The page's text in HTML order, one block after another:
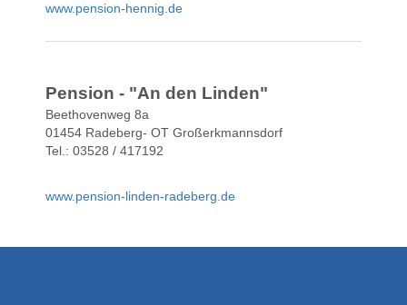
www.pension-hennig.de
Pension - "An den Linden"
Beethovenweg 8a
01454 Radeberg- OT Großerkmannsdorf
Tel.: 03528 / 417192
www.pension-linden-radeberg.de